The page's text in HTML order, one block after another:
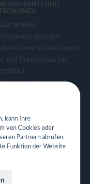
RESTAURANTS UND
Reservierungsystem
für Restaurants
und Ticketsystem mit
Lieferung und
App für Restaurant
kann Ihre
von Cookies oder
Partnern abrufen
Funktion der Website